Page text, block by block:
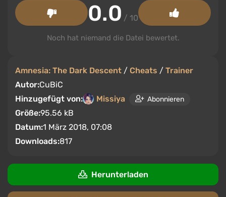
Amnesia: The Dark Descent / Cheats / Trainer
Autor:CuBiC
Hinzugefügt von:
Missiya Abonnieren
Größe:95.56 kB
Datum:1 März 2018, 07:08
Downloads:817
0.0 / 10
Noch hat niemand die Datei bewertet.
Herunterladen